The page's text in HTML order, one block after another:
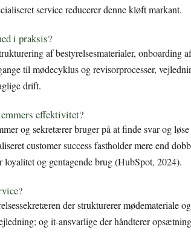
service reducerer denne kløft markant.
i praksis?
af bestyrelsesmaterialer, onboarding
til mødecyklus og revisorprocesser,
drift.
effektivitet?
og sekretærer bruger på at finde svar og
customer success fastholder mere end
loyalitet og gentagende brug (HubSpot, 2024).
der strukturerer mødemateriale
og it-ansvarlige der håndterer